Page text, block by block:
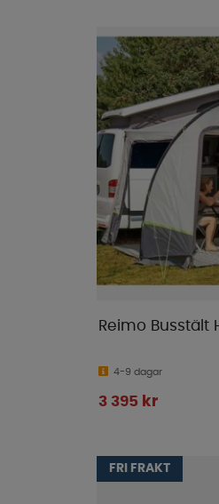
Reimo Busstält
4-9 dagar
3 395 kr
FRI FRAKT